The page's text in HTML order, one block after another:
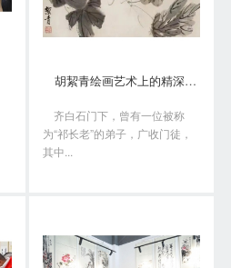
胡絜青绘画艺术上的精深造诣从何而来?
齐白石门下，曾有一位被称
为“祁长老”的弟子，广收门徒，
其中...